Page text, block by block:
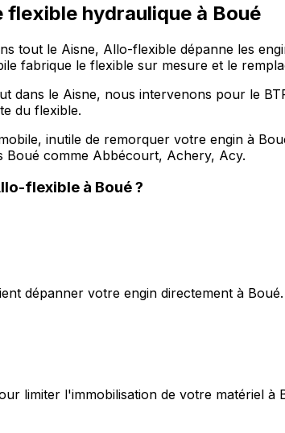
flexible hydraulique à Boué
tout le Aisne, Allo-flexible dépanne les
fabrique le flexible sur mesure et le
dans le Aisne, nous intervenons pour le
du flexible.
inutile de remorquer votre engin à
Boué comme Abbécourt, Achery, Acy.
flexible à Boué?
dépanner votre engin directement à Boué.
limiter l'immobilisation de votre matériel à